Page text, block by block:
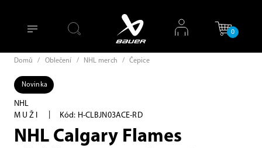
0
Domů / Oblečení / NHL merch / Čepice
Novinka
NHL
MUŽI
Kód: H-CLBJN03ACE-RD
NHL Calgary Flames